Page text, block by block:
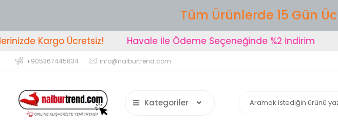
Tüm Ürünlerde 15 Gün
Kargo Ücretsiz! Havale İle Ödeme Seçeneğinde %2 İndirim
+905367445834 info@nalburtrend.com
Kategoriler